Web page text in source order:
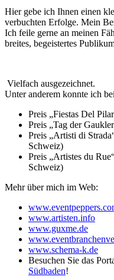
Hier gebe ich Ihnen einen
verbuchten Erfolge. Mein
Ich feile gerne an meinen
breites, begeistertes
Vielfach ausgezeichnet.
Unter anderem konnte ich
Preis „Fiestas Del
Preis „Tag der
Preis „Artisti di
Schweiz)
Preis „Artistes du
Schweiz)
Mehr über mich im Web:
www.artisten.info
www.guxme.de
www.schema-k.de
Besuchen Sie das
Südbaden!